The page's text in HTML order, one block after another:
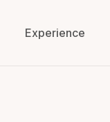
Experience